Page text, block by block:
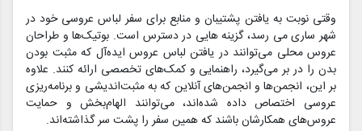
وقتی نوبت به یافتن پشتیبان و منابع برای سفر لباس عروسی خود در
شهر ساری می رسد، گزینه هایی در دسترس است. بوتیک‌ها و طراحان
عروس محلی می‌توانند در یافتن لباس عروس ایده‌آل که مثبت بودن
بدن را در بر می‌گیرد، راهنمایی و کمک‌های تخصصی ارائه کنند. علاوه
بر این، انجمن‌ها و انجمن‌های آنلاین که به مثبت‌اندیشی و برنامه‌ریزی
عروسی اختصاص داده شده‌اند، می‌توانند الهام‌بخش و حمایت
عروس‌های همکارشان باشند که همین سفر را پشت سر گذاشته‌اند.